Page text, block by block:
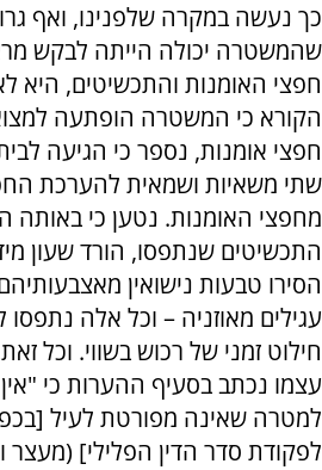
כך נעשה במקרה שלפנינו, ואף
שהמשטרה יכולה הייתה לבקש
חפצי האומנות והתכשיטים, היא
הקורא כי המשטרה הופתעה
חפצי אומנות, נספר כי הגיעה
שתי משאיות ושמאית להערכת
מחפצי האומנות. נטען כי באותה
התכשיטים שנתפסו, הורד שעון
הסירו טבעות נישואין
עגילים מאוזניה – וכל אלה
חילוט זמני של רכוש בשווי. וכל
עצמו נכתב בסעיף ההערות כי
לפקודת סדר הדין הפלילי] (מעצר